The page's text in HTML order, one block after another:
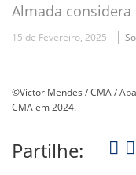
Almada considera
15 de Fevereiro, 2025
©Victor Mendes / CMA /
CMA em 2024.
Partilhe: